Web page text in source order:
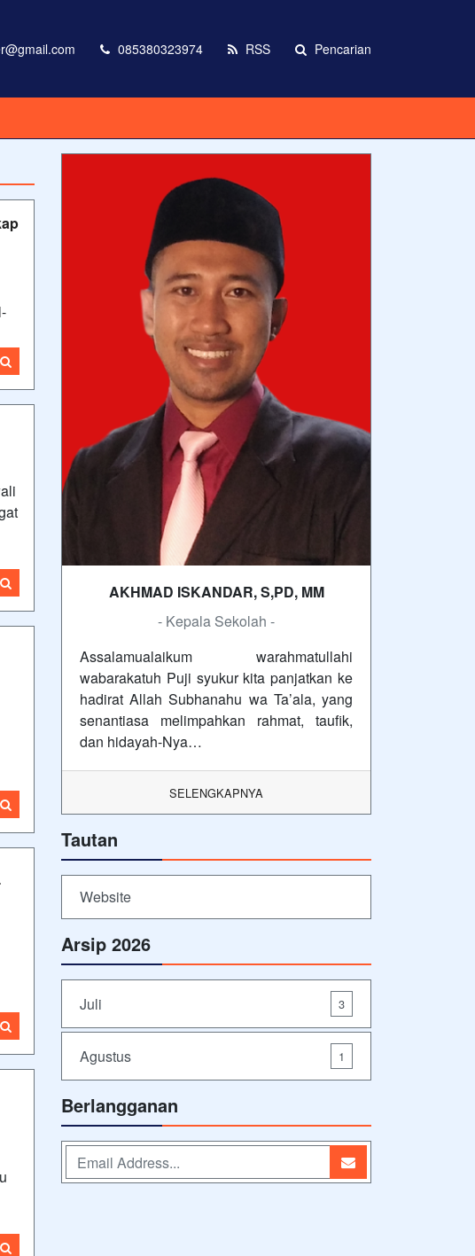
085380323974 RSS Pencarian
AKHMAD ISKANDAR, S,PD, MM
- Kepala Sekolah -
Assalamualaikum warahmatullahi
wabarakatuh Puji syukur kita panjatkan ke
hadirat Allah Subhanahu wa Ta’ala, yang
senantiasa melimpahkan rahmat, taufik,
dan hidayah-Nya…
SELENGKAPNYA
Tautan
Website
Arsip 2026
Juli 3
Agustus 1
Berlangganan